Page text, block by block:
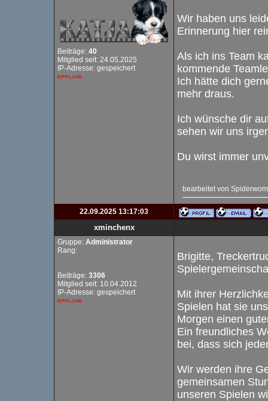
Beiträge: 40
Mitglied seit: 24.05.2025
IP-Adresse: gespeichert
Wir haben uns
Erinnerung hier
Als ich ins Team
kommende
Ich hätte dich
mehr draus.
Ich wünsche dir
sehen wir uns
Du wirst immer
bearbeitet von
22.09.2025 13:17:03
xminchenx
Gruppe: Administrator
Rang:
Beiträge: 3306
Mitglied seit: 10.04.2012
IP-Adresse: gespeichert
Brigitte,
Mit ihrer
Spielen hat sie
Morgen einen
Ein freundliches
bei, dass sich
Wir werden ihre
gemeinsamen
unseren Spielen